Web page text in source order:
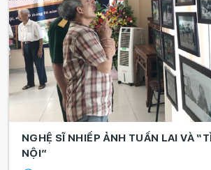
NGHỆ SĨ NHIẾP ẢNH TUẤN LAI VÀ
NỘI”